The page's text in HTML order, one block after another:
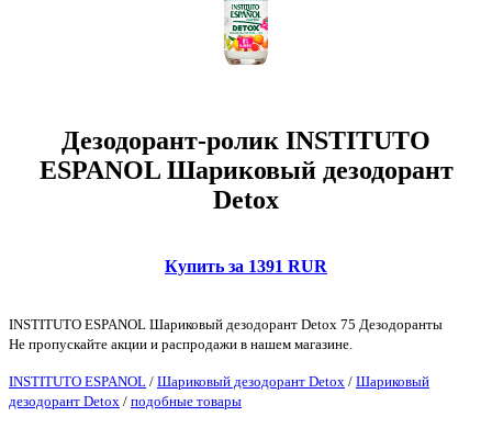
Дезодорант-ролик INSTITUTO
ESPANOL Шариковый дезодорант
Detox
Купить за 1391 RUR
INSTITUTO ESPANOL Шариковый дезодорант Detox 75 Дезодоранты
Не пропускайте акции и распродажи в нашем магазине.
INSTITUTO ESPANOL / Шариковый дезодорант Detox / Шариковый
дезодорант Detox / подобные товары